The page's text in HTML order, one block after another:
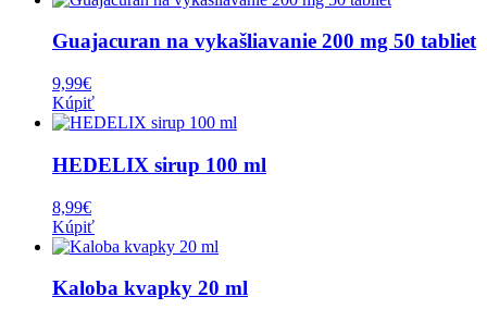
Guajacuran na vykašliavanie 200 mg 50 tabliet
9,99€
Kúpiť
HEDELIX sirup 100 ml
8,99€
Kúpiť
Kaloba kvapky 20 ml